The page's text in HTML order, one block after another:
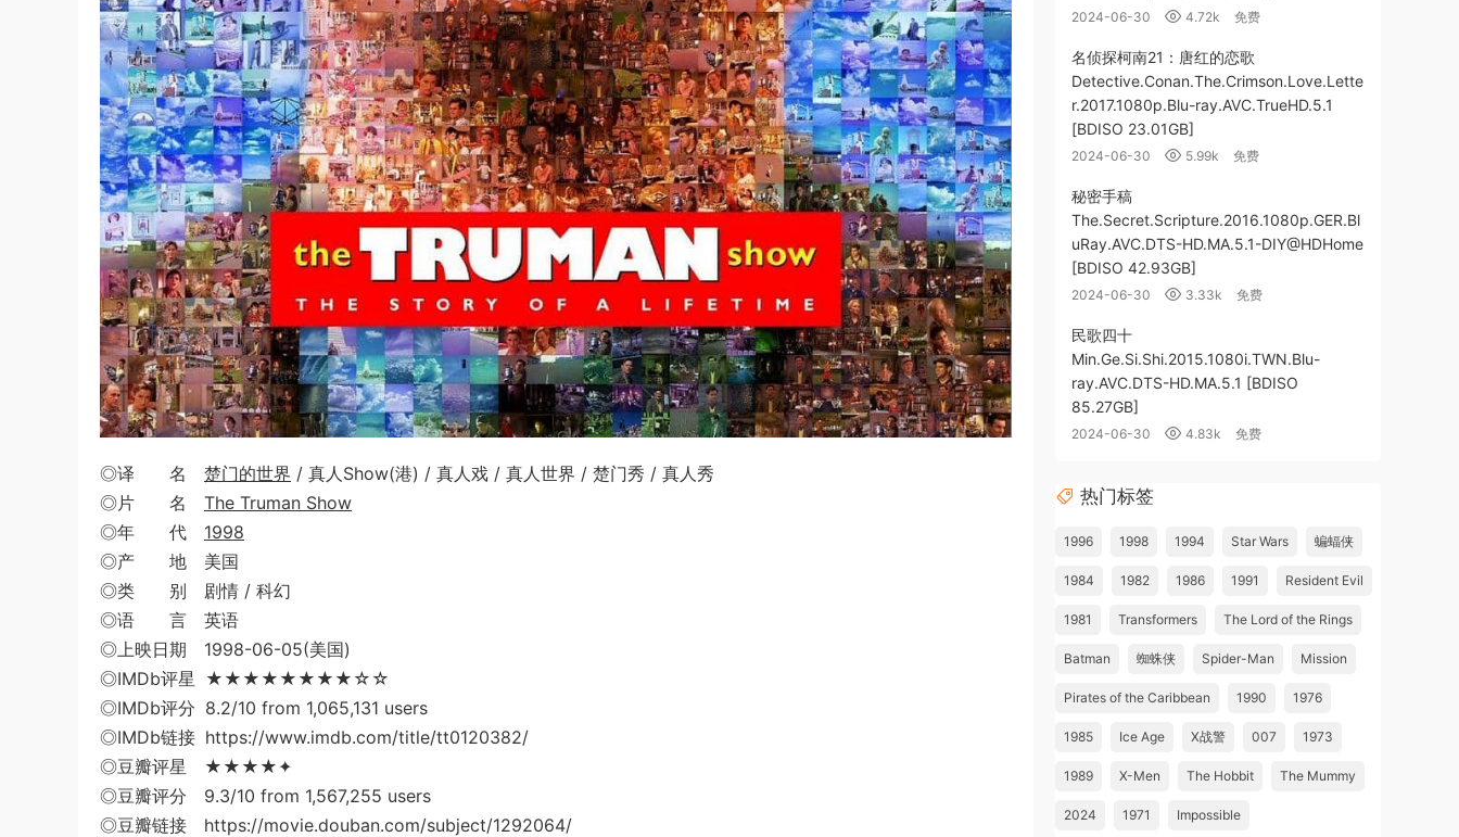
◎译 名 楚门的世界 / 真人Show(港) / 真人戏 / 真人世界 / 楚门秀 / 真人秀
◎片 名 The Truman Show
◎年 代 1998
◎产 地 美国
◎类 别 剧情 / 科幻
◎语 言 英语
◎上映日期 1998-06-05(美国)
◎IMDb评星 ★★★★★★★★☆☆
◎IMDb评分 8.2/10 from 1,065,131 users
◎IMDb链接 https://www.imdb.com/title/tt0120382/
◎豆瓣评星 ★★★★✦
◎豆瓣评分 9.3/10 from 1,567,255 users
◎豆瓣链接 https://movie.douban.com/subject/1292064/
2024-06-30 4.72k 免费
名侦探柯南21：唐红的恋歌
Detective.Conan.The.Crimson.Love.Lette
r.2017.1080p.Blu-ray.AVC.TrueHD.5.1
[BDISO 23.01GB]
2024-06-30 5.99k 免费
秘密手稿
The.Secret.Scripture.2016.1080p.GER.Bl
uRay.AVC.DTS-HD.MA.5.1-DIY@HDHome
[BDISO 42.93GB]
2024-06-30 3.33k 免费
民歌四十
Min.Ge.Si.Shi.2015.1080i.TWN.Blu-
ray.AVC.DTS-HD.MA.5.1 [BDISO
85.27GB]
2024-06-30 4.83k 免费
热门标签
1996 1998 1994 Star Wars 蝙蝠侠
1984 1982 1986 1991 Resident Evil
1981 Transformers The Lord of the Rings
Batman 蜘蛛侠 Spider-Man Mission
Pirates of the Caribbean 1990 1976
1985 Ice Age X战警 007 1973
1989 X-Men The Hobbit The Mummy
2024 1971 Impossible